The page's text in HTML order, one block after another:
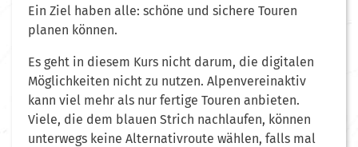
Ein Ziel haben alle: schöne und sichere Touren
planen können.
Es geht in diesem Kurs nicht darum, die digitalen
Möglichkeiten nicht zu nutzen. Alpenvereinaktiv
kann viel mehr als nur fertige Touren anbieten.
Viele, die dem blauen Strich nachlaufen, können
unterwegs keine Alternativroute wählen, falls mal